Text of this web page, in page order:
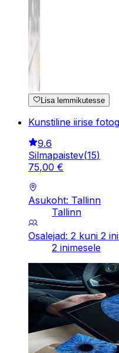
Lisa lemmikutesse
Kunstiline iirise
9.6
Silmapaistev(15)
75,00 €
Asukoht: Tallinn
Tallinn
Osalejad: 2 kuni 2
2 inimesele